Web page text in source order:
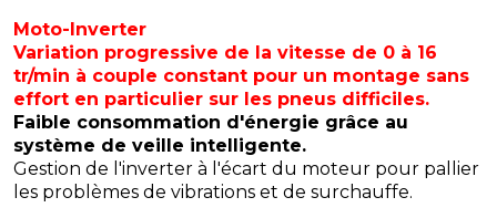
Moto-Inverter
Variation progressive de la vitesse de 0 à 16
tr/min à couple constant pour un montage sans
effort en particulier sur les pneus difficiles.
Faible consommation d'énergie grâce au
système de veille intelligente.
Gestion de l'inverter à l'écart du moteur pour pallier
les problèmes de vibrations et de surchauffe.